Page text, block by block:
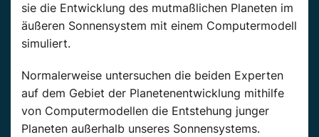
sie die Entwicklung des mutmaßlichen Planeten im
äußeren Sonnensystem mit einem Computermodell
simuliert.
Normalerweise untersuchen die beiden Experten
auf dem Gebiet der Planetenentwicklung mithilfe
von Computermodellen die Entstehung junger
Planeten außerhalb unseres Sonnensystems.